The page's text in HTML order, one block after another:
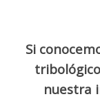
Si
nuestra